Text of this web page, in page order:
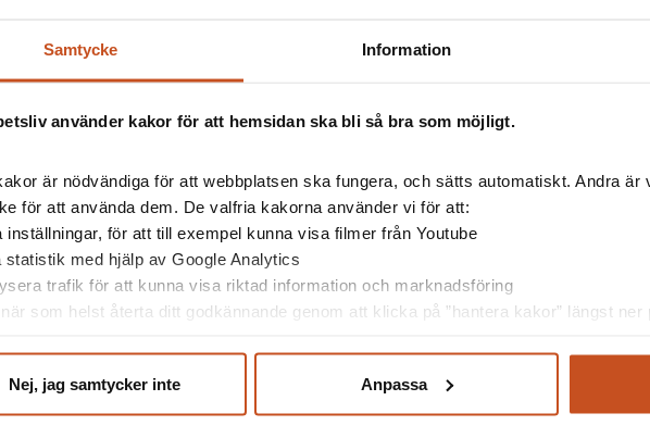
Samtycke Information
använder kakor för att hemsidan ska bli så bra som möjligt.
är nödvändiga för att webbplatsen ska fungera, och sätts automatiskt. Andra är
för att använda dem. De valfria kakorna använder vi för att:
inställningar, för att till exempel kunna visa filmer från Youtube
statistik med hjälp av Google Analytics
trafik för att kunna visa riktad information och marknadsföring
som helst återta ditt godkännande genom att klicka på ”hantera kakor” längst ner
Nej, jag samtycker inte Anpassa
Uppföljning och lärande
Här får ni stöd i att följa upp hur det går och hur ni mår både enligt era
handlingsplaner och löpande i det dagliga arbetet.
Tidsåtgång:ca 30 min + från 10 min